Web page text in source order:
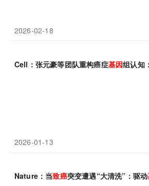
2026-02-18
Cell：张元豪等团队重构癌症基因组认知
2026-01-13
Nature：当致癌突变遭遇“大清洗”：驱动